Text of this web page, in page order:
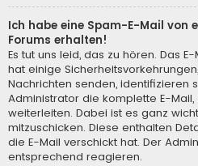
Ich habe eine Spam-E-Mail von
Forums erhalten!
Es tut uns leid, das zu hören. Das
hat einige
Nachrichten senden, identifizieren
Administrator die komplette E-
weiterleiten. Dabei ist es ganz
mitzuschicken. Diese enthalten
die E-Mail verschickt hat. Der
entsprechend reagieren.